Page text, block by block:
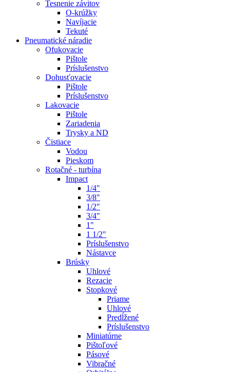
Tesnenie závitov
O-krúžky
Navíjacie
Tekuté
Pneumatické náradie
Ofukovacie
Pištole
Príslušenstvo
Dohusťovacie
Pištole
Príslušenstvo
Lakovacie
Pištole
Zariadenia
Trysky a ND
Čistiace
Vodou
Pieskom
Rotačné - turbína
Impact
1/4"
3/8"
1/2"
3/4"
1"
1 1/2"
Príslušenstvo
Nástavce
Brúsky
Uhlové
Rezacie
Stopkové
Priame
Uhlové
Predĺžené
Príslušenstvo
Miniatúrne
Pištoľové
Pásové
Vibračné